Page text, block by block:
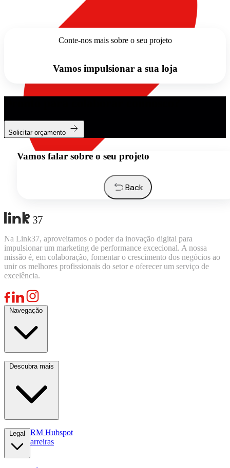
Conte-nos mais sobre o seu projeto
Vamos impulsionar a sua loja
Solicitar orçamento
Vamos falar sobre o seu projeto
Back
Na Link37, aproveitamos o poder da inovação digital para
impulsionar um marketing de performance excecional. A nossa
missão é, em colaboração, fomentar o crescimento dos negócios ao
unir os melhores profissionais do setor e oferecer um serviço de
excelência.
Navegação
Serviços
Recursos
Sobre nós
Contactos
Descubra mais
CRM Hubspot
Carreiras
Legal